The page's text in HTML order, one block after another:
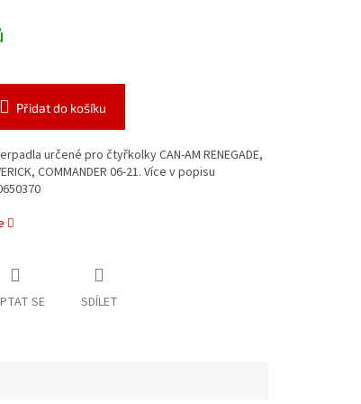
Přidat do košíku
určené pro čtyřkolky CAN-AM RENEGADE,
COMMANDER 06-21. Více v popisu
SE SDÍLET